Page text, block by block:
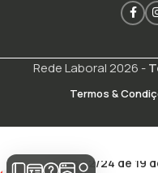
Rede Laboral 2026 -
Termos &
Lei n.º 2/24 de 19